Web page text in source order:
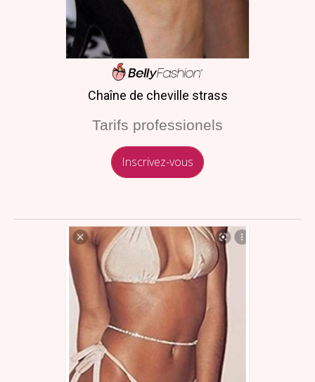
Chaîne de cheville strass
Tarifs professionels
Inscrivez-vous